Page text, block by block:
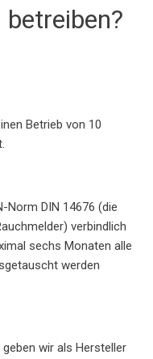
Betrieb von 10
Norm DIN 14676 (die
verbindlich
sechs Monaten alle
werden
wir als Hersteller